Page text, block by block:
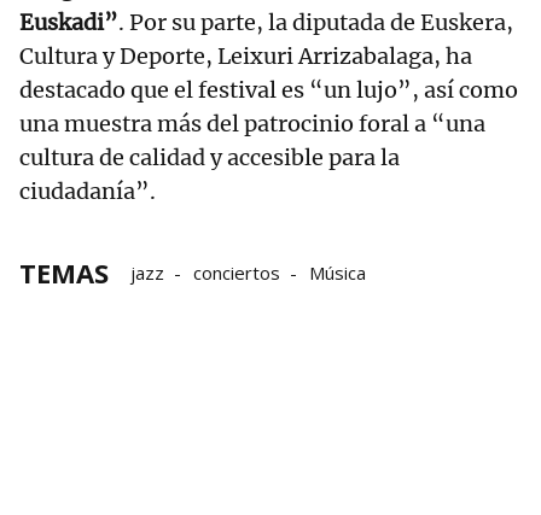
Euskadi”. Por su parte, la diputada de Euskera,
Cultura y Deporte, Leixuri Arrizabalaga, ha
destacado que el festival es “un lujo”, así como
una muestra más del patrocinio foral a “una
cultura de calidad y accesible para la
ciudadanía”.
TEMAS jazz conciertos Música